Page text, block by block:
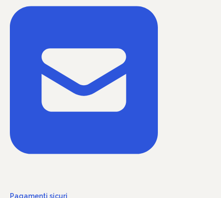
Pagamenti sicuri